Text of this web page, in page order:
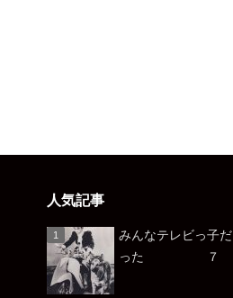
人気記事
みんなテレビっ子だ
った ７